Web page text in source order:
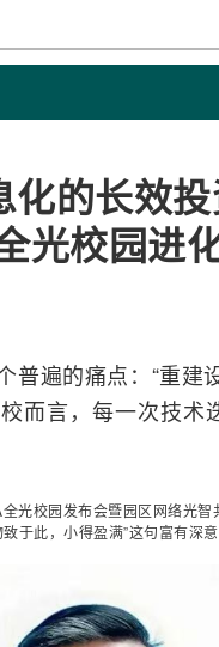
的长效
光校园进
普遍的痛点：“重建
而言，每一次技术
光校园发布会暨园区网络光智
于此，小得盈满”这句富有深